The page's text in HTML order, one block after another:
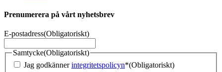
Prenumerera på vårt nyhetsbrev
E-postadress(Obligatoriskt)
Samtycke(Obligatoriskt)
Jag godkännerintegritetspolicyn*(Obligatoriskt)